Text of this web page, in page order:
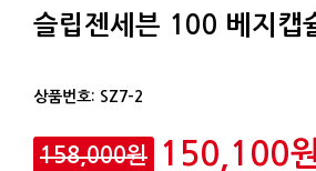
슬립젠세븐 100 베지캡
상품번호: SZ7-2
158,000원 150,100원